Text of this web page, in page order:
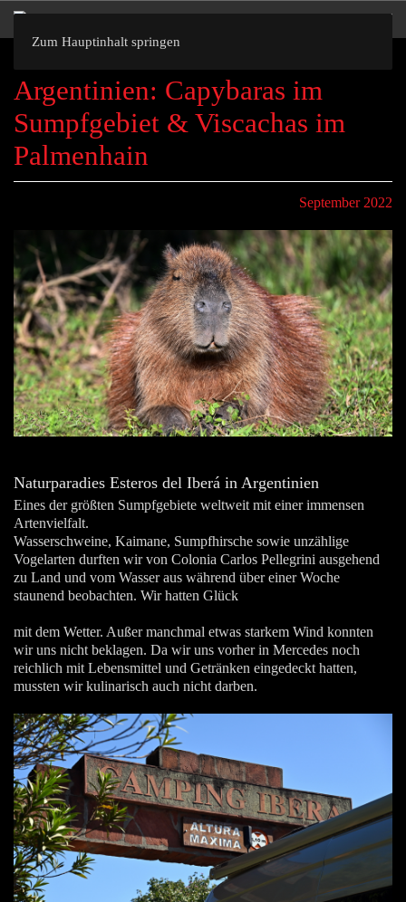
Zum Hauptinhalt springen
Argentinien: Capybaras im
Sumpfgebiet & Viscachas im
Palmenhain
September 2022
Naturparadies Esteros del Iberá in Argentinien
Eines der größten Sumpfgebiete weltweit mit einer immensen
Artenvielfalt.
Wasserschweine, Kaimane, Sumpfhirsche sowie unzählige
Vogelarten durften wir von Colonia Carlos Pellegrini ausgehend
zu Land und vom Wasser aus während über einer Woche
staunend beobachten. Wir hatten Glück
mit dem Wetter. Außer manchmal etwas starkem Wind konnten
wir uns nicht beklagen. Da wir uns vorher in Mercedes noch
reichlich mit Lebensmittel und Getränken eingedeckt hatten,
mussten wir kulinarisch auch nicht darben.